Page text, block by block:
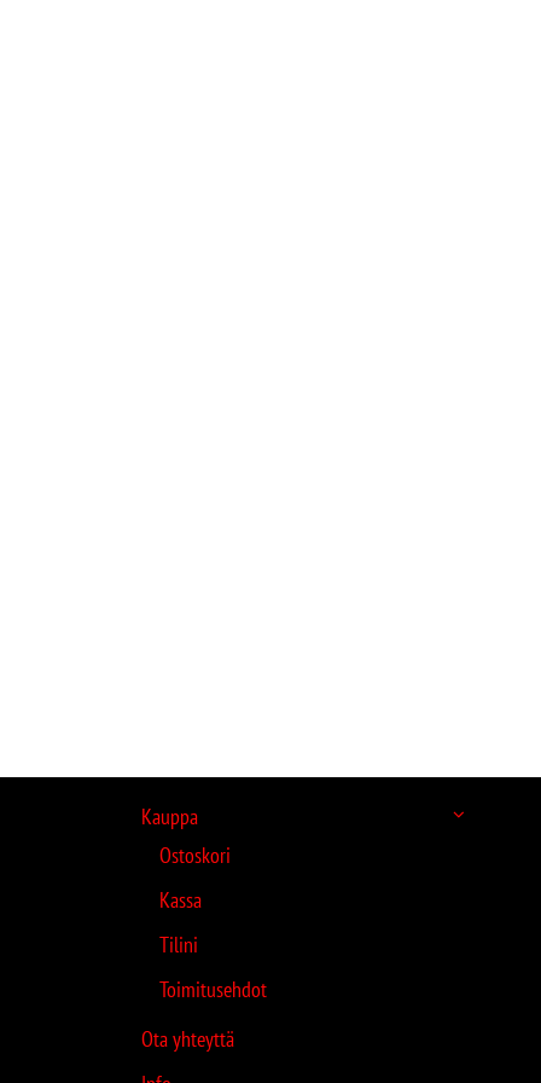
Kauppa
Ostoskori
Kassa
Tilini
Toimitusehdot
Ota yhteyttä